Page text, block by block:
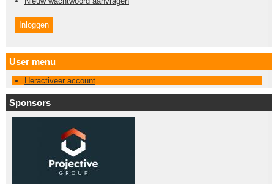
User menu
Heractiveer account
Sponsors